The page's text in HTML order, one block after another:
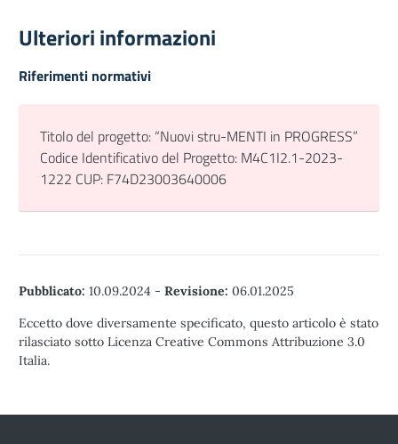
Ulteriori informazioni
Riferimenti normativi
Titolo del progetto: “Nuovi stru-MENTI in PROGRESS”
Codice Identificativo del Progetto: M4C1I2.1-2023-
1222 CUP: F74D23003640006
Pubblicato: 10.09.2024 - Revisione: 06.01.2025
Eccetto dove diversamente specificato, questo articolo è stato
rilasciato sotto Licenza Creative Commons Attribuzione 3.0
Italia.